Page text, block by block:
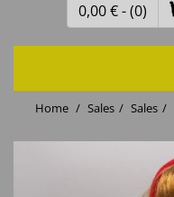
0,00 € - (0)
Home
Sales Sales